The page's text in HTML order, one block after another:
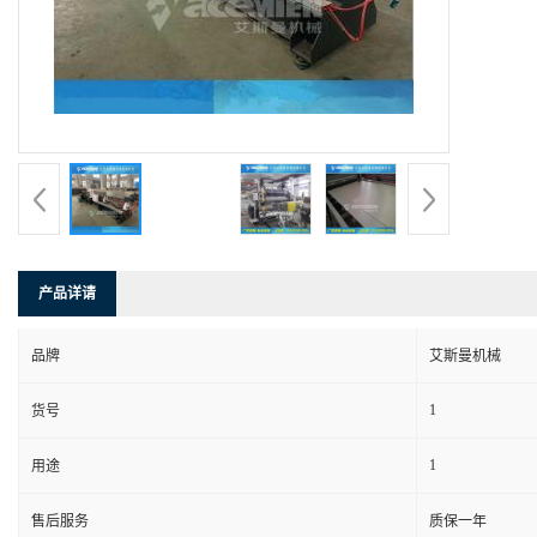
产品详请
品牌 艾斯曼机械
货号 1
用途 1
售后服务 质保一年